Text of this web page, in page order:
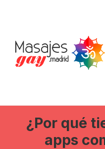
¿Por qué
apps